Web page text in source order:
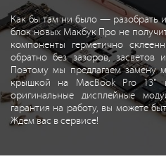
Как бы там ни было — разобрать
блок новых Макбук Про не
компоненты герметично
обратно без зазоров, засветов
Поэтому мы предлагаем замену
крышкой на MacBook Pro 13"
оригинальные дисплейные
гарантия на работу, вы можете
Ждем вас в сервисе!